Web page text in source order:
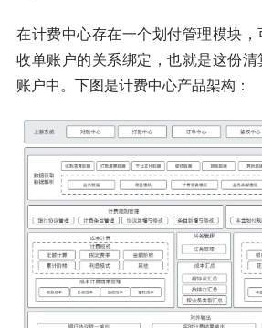
在计费中心存在一个划付管理模块
收单账户的关系绑定，也就是这份
账户中。下图是计费中心产品架构：